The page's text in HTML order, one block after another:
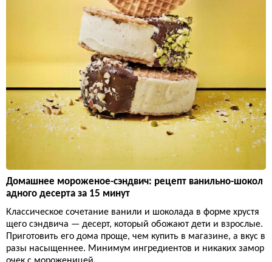
Домашнее мороженое-сэндвич: рецепт ванильно-шокол
адного десерта за 15 минут
Классическое сочетание ванили и шоколада в форме хрустя
щего сэндвича — десерт, который обожают дети и взрослые.
Приготовить его дома проще, чем купить в магазине, а вкус в
разы насыщеннее. Минимум ингредиентов и никаких замор